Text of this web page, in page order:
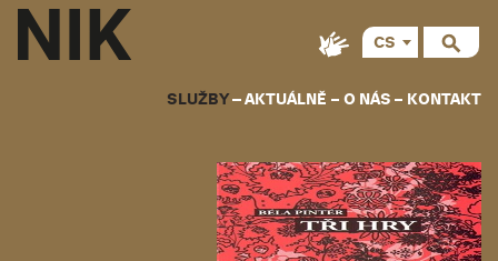
SLUŽBY AKTUÁLNĚ O NÁS KONTAKT
CS